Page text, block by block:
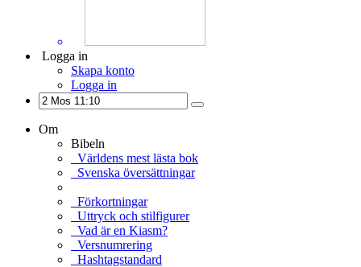
Logga in
Skapa konto
Logga in
Om
Bibeln
Världens mest lästa bok
Svenska översättningar
Förkortningar
Uttryck och stilfigurer
Vad är en Kiasm?
Versnumrering
Hashtagstandard